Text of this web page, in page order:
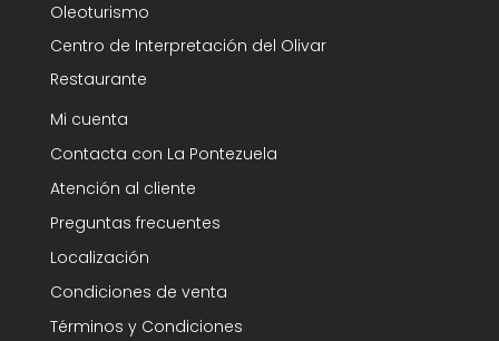
Oleoturismo
Centro de Interpretación del Olivar
Restaurante
Mi cuenta
Contacta con La Pontezuela
Atención al cliente
Preguntas frecuentes
Localización
Condiciones de venta
Términos y Condiciones